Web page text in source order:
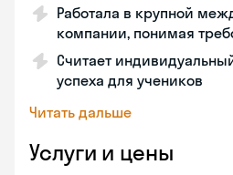
Работала в крупной
компании, понимая
Считает
успеха для учеников
Читать дальше
Услуги и цены